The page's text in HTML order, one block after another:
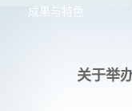
成果与特色
关于举